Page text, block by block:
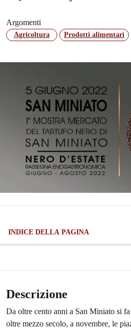
Argomenti
Agricoltura Prodotti alimentari
INDICE DELLA PAGINA
Descrizione
Da oltre cento anni a San Miniato si
oltre mezzo secolo, a novembre, le